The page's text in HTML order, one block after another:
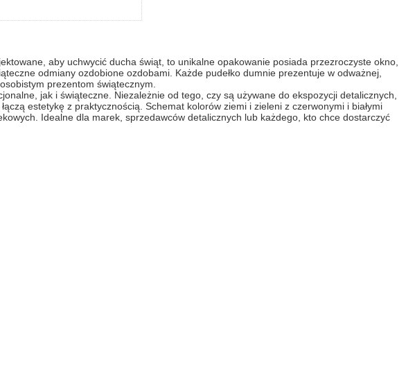
aby uchwycić ducha świąt, to unikalne opakowanie posiada przezroczyste okno,
odmiany ozdobione ozdobami. Każde pudełko dumnie prezentuje w odważnej,
prezentom świątecznym.
jak i świąteczne. Niezależnie od tego, czy są używane do ekspozycji detalicznych,
estetykę z praktycznością. Schemat kolorów ziemi i zieleni z czerwonymi i białymi
Idealne dla marek, sprzedawców detalicznych lub każdego, kto chce dostarczyć